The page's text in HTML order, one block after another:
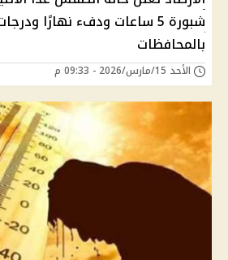
شبورة 5 ساعات ودفء نهارًا
بالمحافظات
الأحد 15/مارس/2026 - 09:33 م